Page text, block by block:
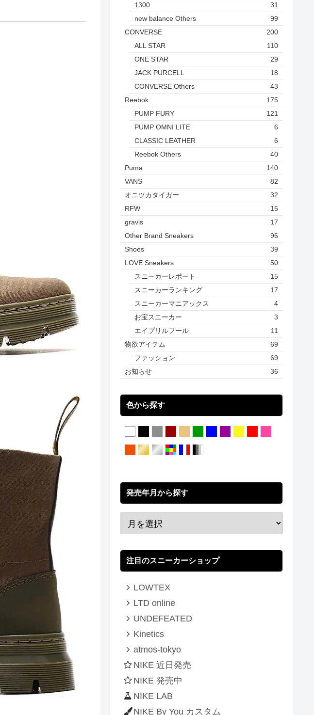
1300
31
new balance Others
99
CONVERSE
200
ALL STAR
110
ONE STAR
29
JACK PURCELL
18
CONVERSE Others
43
Reebok
175
PUMP FURY
121
PUMP OMNI LITE
6
CLASSIC LEATHER
6
Reebok Others
40
Puma
140
VANS
82
オニツカタイガー
32
RFW
15
gravis
17
Other Brand Sneakers
96
Shoes
39
LOVE Sneakers
50
スニーカーレポート
15
スニーカーランキング
17
スニーカーマニアックス
4
お宝スニーカー
3
エイプリルフール
11
物欲アイテム
69
ファッション
69
お知らせ
36
色から探す
発売年月から探す
注目のスニーカーショップ
LOWTEX
LTD online
UNDEFEATED
Kinetics
atmos-tokyo
NIKE 近日発売
NIKE 発売中
NIKE LAB
NIKE By You カスタム